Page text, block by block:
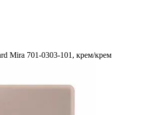
Mira 701-0303-101, крем/крем